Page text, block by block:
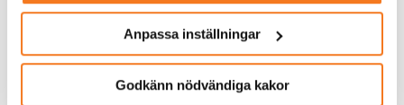
Anpassa inställningar
Godkänn nödvändiga kakor
Det är inte enbart företag som vill satsa på vätgas, utan
även kommuner. Lars Andersson pekar på att det i flera
kommuner finns starka krafter att satsa på vätgas, för att